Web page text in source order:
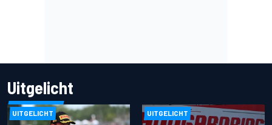
Uitgelicht
UITGELICHT UITGELICHT